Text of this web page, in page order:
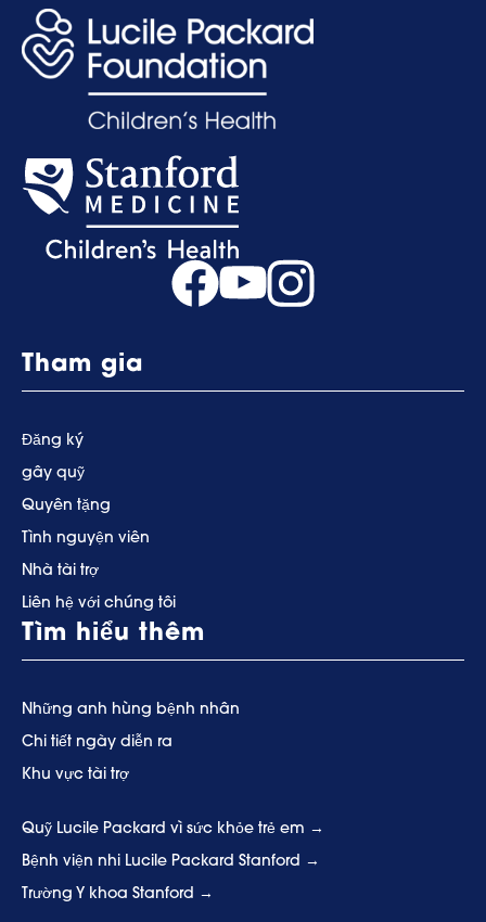
Tham gia
Đăng ký
gây quỹ
Quyên tặng
Tình nguyện viên
Nhà tài trợ
Liên hệ với chúng tôi
Tìm hiểu thêm
Những anh hùng bệnh nhân
Chi tiết ngày diễn ra
Khu vực tài trợ
Quỹ Lucile Packard vì sức khỏe trẻ em
Bệnh viện nhi Lucile Packard Stanford
Trường Y khoa Stanford